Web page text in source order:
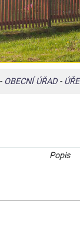
OBECNÍ ÚŘAD-
Popis